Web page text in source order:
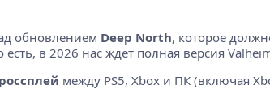
обновлением Deep North, которое
в 2026 нас ждет полная версия
между PS5, Xbox и ПК (включая